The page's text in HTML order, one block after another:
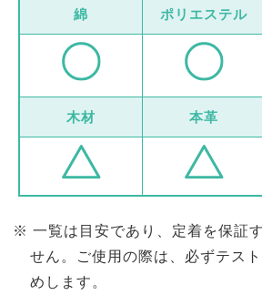
綿 ポリエステル
木材 本革
一覧は目安であり、定着を保証
せん。ご使用の際は、必ずテス
めします。